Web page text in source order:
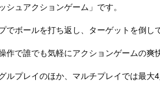
シュアクションゲーム」です。
でボールを打ち返し、ターゲットを倒し
作で誰でも気軽にアクションゲームの爽
ルプレイのほか、マルチプレイでは最大